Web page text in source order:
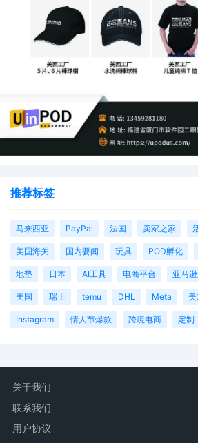
推荐标签
马来西亚 PayPal 法国 卖家之家
美国海关 国内要闻 玩具 POD孵化
地垫 日本 AI工具 电商平台 亚马
美国 瑞士 temu DHL Meta
Instagram 情人节爆款 跨境电商 定制
关于我们
联系我们
用户协议